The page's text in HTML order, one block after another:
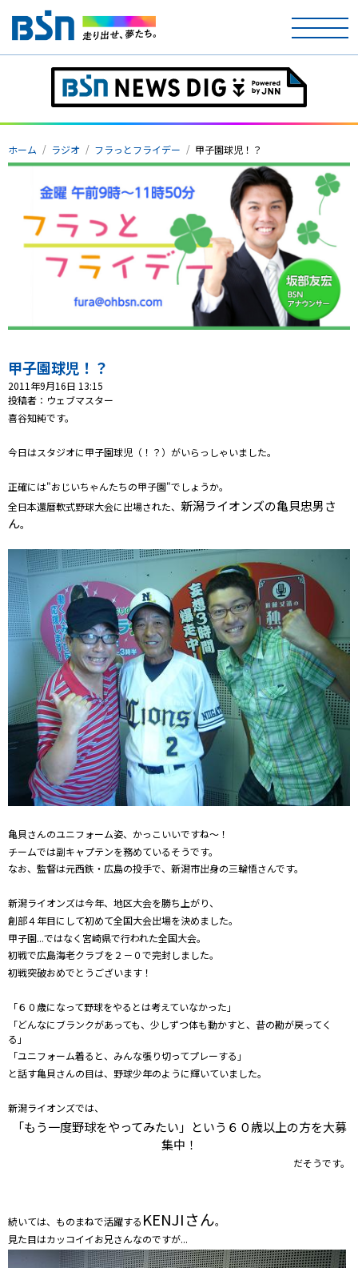
ホーム
テレビ
ラジオ
アナウンサー
イベント
ニュース
プレゼント
コンテンツ・アプリ
ショッピング
お問い合わせ
ホーム ラジオ フラっとフライデー 甲子園球児！？
甲子園球児！？
2011年9月16日 13:15
投稿者：ウェブマスター
喜谷知純です。
今日はスタジオに甲子園球児（！？） がいらっしゃいました。
正確には"おじいちゃんたちの甲子園"でしょうか。
全日本還暦軟式野球大会に出場された、 新潟ライオンズの亀貝忠男さ
ん。
亀貝さんのユニフォーム姿、かっこいいですね～！
チームでは副キャプテンを務めているそうです。
なお、監督は元西鉄・広島の投手で、新潟市出身の三輪悟さんです。
新潟ライオンズは今年、地区大会を勝ち上がり、
創部４年目にして初めて全国大会出場を決めました。
甲子園...ではなく宮崎県で行われた全国大会。
初戦で広島海老クラブを２－０で完封しました。
初戦突破おめでとうございます！
「６０歳になって野球をやるとは考えていなかった」
「どんなにブランクがあっても、少しずつ体も動かすと、昔の勘が戻ってく
る」
「ユニフォーム着ると、みんな張り切ってプレーする」
と話す亀貝さんの目は、野球少年のように輝いていました。
新潟ライオンズでは、
「もう一度野球をやってみたい」という６０歳以上の方を大募
集中！
だそうです。
続いては、ものまねで活躍する KENJIさん。
見た目はカッコイイお兄さんなのですが...